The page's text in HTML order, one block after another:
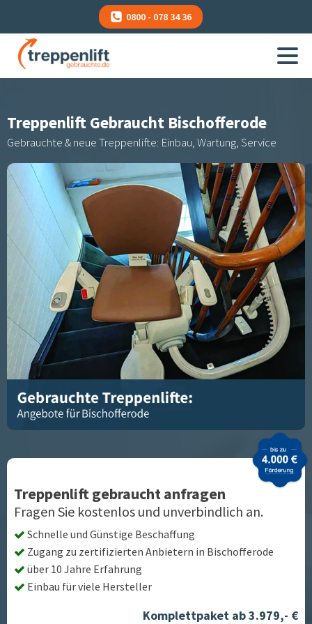
0800 - 078 34 36
Treppenlift Gebraucht Bischofferode
Gebrauchte & neue Treppenlifte: Einbau, Wartung, Service
Treppenlift gebraucht anfragen
Fragen Sie kostenlos und unverbindlich an.
Schnelle und Günstige Beschaffung
Zugang zu zertifizierten Anbietern in Bischofferode
über 10 Jahre Erfahrung
Einbau für viele Hersteller
Komplettpaket ab 3.979,- €